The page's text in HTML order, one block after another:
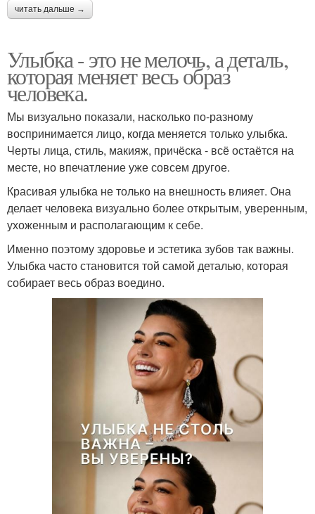
читать дальше →
Улыбка - это не мелочь, а деталь,
которая меняет весь образ
человека.
Мы визуально показали, насколько по-разному
воспринимается лицо, когда меняется только улыбка.
Черты лица, стиль, макияж, причёска - всё остаётся на
месте, но впечатление уже совсем другое.
Красивая улыбка не только на внешность влияет. Она
делает человека визуально более открытым, уверенным,
ухоженным и располагающим к себе.
Именно поэтому здоровье и эстетика зубов так важны.
Улыбка часто становится той самой деталью, которая
собирает весь образ воедино.